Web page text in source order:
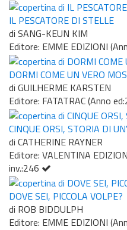
IL PESCATORE DI STELLE
di SANG-KEUN KIM
Editore: EMME EDIZIONI
DORMI COME UN VERO
di GUILHERME KARSTEN
Editore: FATATRAC (Anno
CINQUE ORSI, STORIA DI
di CATHERINE RAYNER
Editore: VALENTINA
inv.:246
DOVE SEI, PICCOLA VOLPE?
di ROB BIDDULPH
Editore: EMME EDIZIONI